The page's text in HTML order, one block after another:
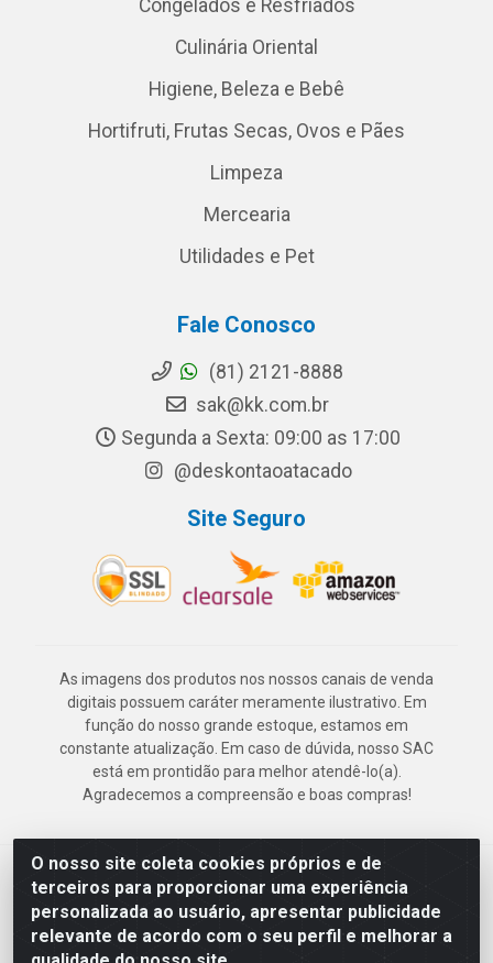
O nosso site coleta cookies próprios e de
terceiros para proporcionar uma experiência
personalizada ao usuário, apresentar publicidade
relevante de acordo com o seu perfil e melhorar a
Congelados e Resfriados
Culinária Oriental
Higiene, Beleza e Bebê
Hortifruti, Frutas Secas, Ovos e Pães
Limpeza
Mercearia
Utilidades e Pet
Fale Conosco
(81) 2121-8888
sak@kk.com.br
Segunda a Sexta: 09:00 as 17:00
@deskontaoatacado
Site Seguro
As imagens dos produtos nos nossos canais de venda
digitais possuem caráter meramente ilustrativo. Em
função do nosso grande estoque, estamos em
constante atualização. Em caso de dúvida, nosso SAC
está em prontidão para melhor atendê-lo(a).
Agradecemos a compreensão e boas compras!
Deskontão Atacado - Av. Marechal Mascarenhas de Morais, 2471 -
Imbiribeira - Recife/PE - CEP 51.150-001 - CNPJ 24.150.377/0003-
57